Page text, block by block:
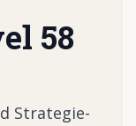
58
Strategie-